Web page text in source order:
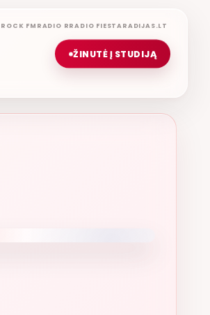
ROCK FM RADIO RRADIO FIESTARADIJAS.LT
ŽINUTĖ Į STUDIJĄ